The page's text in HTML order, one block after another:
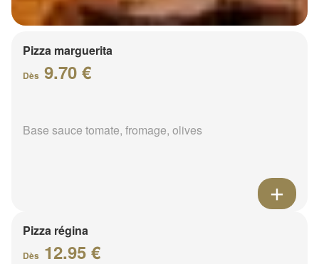
Pizza marguerita
Dès 9.70 €
Base sauce tomate, fromage, olives
Pizza régina
Dès 12.95 €